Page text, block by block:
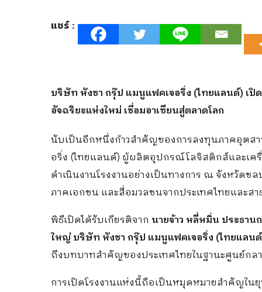
แชร์ :
บริษัท หังชา กรุ๊ป แมนูแฟคเจอริ่ง (ไทยแลนด์)เปิ
อัจฉริยะแห่งใหม่ เชื่อมอาเซียนสู่ตลาดโลก
นับเป็นอีกหนึ่งก้าวสำคัญของการลงทุนภาคอุตส
อริ่ง (ไทยแลนด์) ผู้ผลิตอุปกรณ์โลจิสติกส์และเค
ดำเนินงานโรงงานอย่างเป็นทางการ ณ จังหวัด
ภาคเอกชน และสื่อมวลชนจากประเทศไทยและส
พิธีเปิดได้รับเกียรติจาก นายจ้าว หลี่หมิ่น ประธา
ใหญ่ บริษัท หังชา กรุ๊ป แมนูแฟคเจอริ่ง (ไทยแลน
ถึงบทบาทสำคัญของประเทศไทยในฐานะศูนย์กล
การเปิดโรงงานแห่งนี้ถือเป็นหมุดหมายสำคัญในยุ